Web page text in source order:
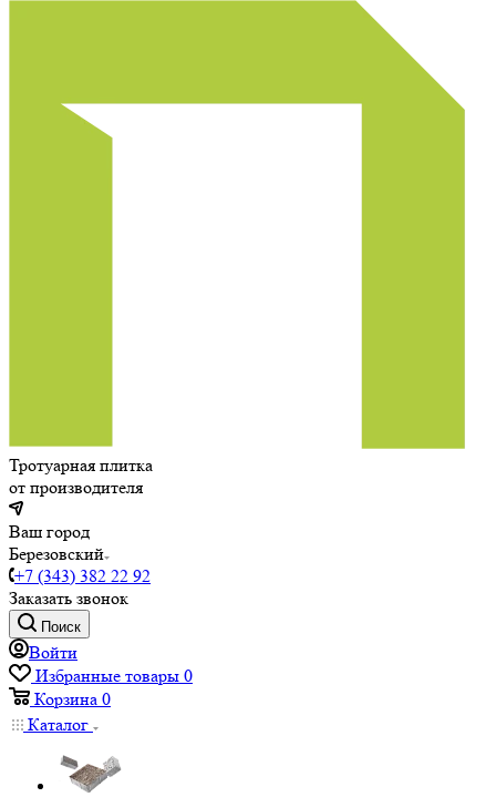
Тротуарная плитка
от производителя
Ваш город
Березовский
+7 (343) 382 22 92
Заказать звонок
Поиск
Войти
Избранные товары 0
Корзина 0
Каталог